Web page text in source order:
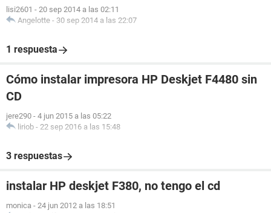
lisi2601 - 20 sep 2014 a las 02:11
Angelotte - 30 sep 2014 a las 22:07
1 respuesta
Cómo instalar impresora HP Deskjet F4480 sin
CD
jere290 - 4 jun 2015 a las 05:22
liriob - 22 sep 2016 a las 15:48
3 respuestas
instalar HP deskjet F380, no tengo el cd
monica - 24 jun 2012 a las 18:51